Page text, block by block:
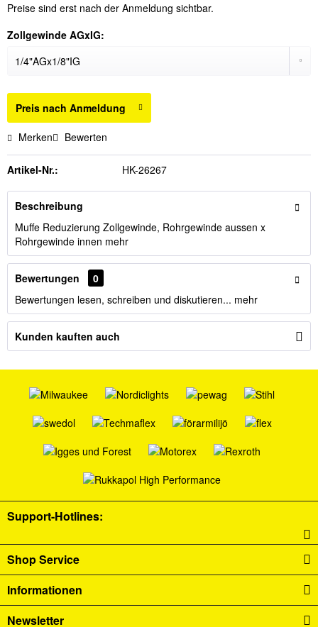
Preise sind erst nach der Anmeldung sichtbar.
Zollgewinde AGxIG:
Preis nach Anmeldung
Merken Bewerten
Artikel-Nr.: HK-26267
Beschreibung
Muffe Reduzierung Zollgewinde, Rohrgewinde aussen x
Rohrgewinde innen mehr
Bewertungen
0
Bewertungen lesen, schreiben und diskutieren... mehr
Kunden kauften auch
Support-Hotlines:
Shop Service
Informationen
Newsletter